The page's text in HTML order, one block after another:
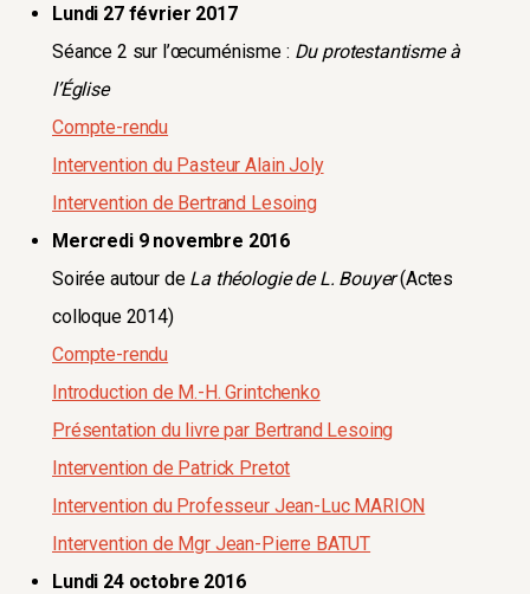
Lundi 27 février 2017
Séance 2 sur l’œcuménisme : Du protestantisme à
l’Église
Compte-rendu
Intervention du Pasteur Alain Joly
Intervention de Bertrand Lesoing
Mercredi 9 novembre 2016
Soirée autour de La théologie de L. Bouyer(Actes
colloque 2014)
Compte-rendu
Introduction de M.-H. Grintchenko
Présentation du livre par Bertrand Lesoing
Intervention de Patrick Pretot
Intervention du Professeur Jean-Luc MARION
Intervention de Mgr Jean-Pierre BATUT
Lundi 24 octobre 2016